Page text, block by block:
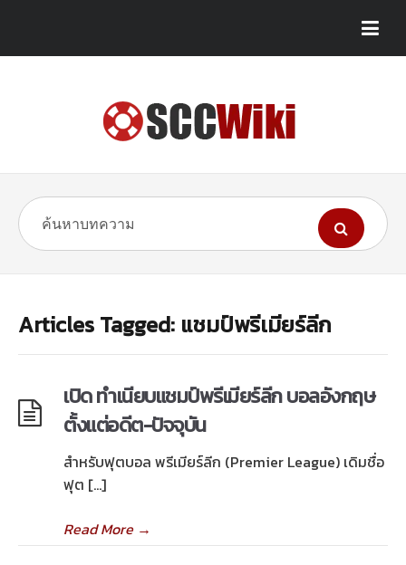
Articles Tagged: แชมป์พรีเมียร์ลีก
เปิด ทำเนียบแชมป์พรีเมียร์ลีก บอลอังกฤษ
ตั้งแต่อดีต-ปัจจุบัน
สำหรับฟุตบอล พรีเมียร์ลีก (Premier League) เดิมชื่อ
ฟุต […]
Read More→